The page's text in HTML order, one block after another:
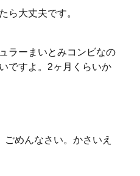
ら大丈夫です。
ラーまいとみコンビなの
ですよ。2ヶ月くらいか
めんなさい。かさいえ